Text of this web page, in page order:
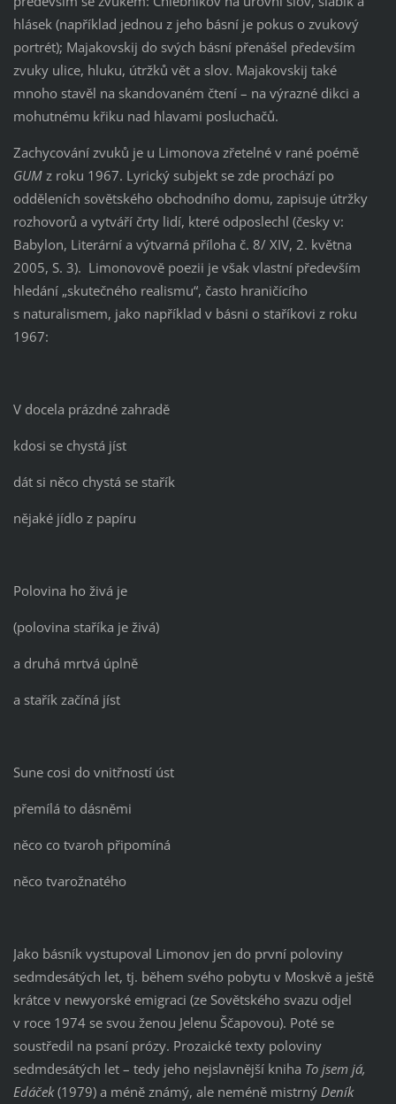
hlásek (například jednou z jeho básní je pokus o zvukový
portrét); Majakovskij do svých básní přenášel především
zvuky ulice, hluku, útržků vět a slov. Majakovskij také
mnoho stavěl na skandovaném čtení – na výrazné dikci a
mohutnému křiku nad hlavami posluchačů.
Zachycování zvuků je u Limonova zřetelné v rané poémě
GUMz roku 1967. Lyrický subjekt se zde prochází po
odděleních sovětského obchodního domu, zapisuje útržky
rozhovorů a vytváří črty lidí, které odposlechl (česky v:
Babylon, Literární a výtvarná příloha č. 8/ XIV, 2. května
2005, S. 3). Limonovově poezii je však vlastní především
hledání „skutečného realismu“, často hraničícího
s naturalismem, jako například v básni o staříkovi z roku
1967:
V docela prázdné zahradě
kdosi se chystá jíst
dát si něco chystá se stařík
nějaké jídlo z papíru
Polovina ho živá je
(polovina staříka je živá)
a druhá mrtvá úplně
a stařík začíná jíst
Sune cosi do vnitřností úst
přemílá to dásněmi
něco co tvaroh připomíná
něco tvarožnatého
Jako básník vystupoval Limonov jen do první poloviny
sedmdesátých let, tj. během svého pobytu v Moskvě a ještě
krátce v newyorské emigraci (ze Sovětského svazu odjel
v roce 1974 se svou ženou Jelenu Ščapovou). Poté se
soustředil na psaní prózy. Prozaické texty poloviny
sedmdesátých let – tedy jeho nejslavnější kniha To jsem já,
Edáček(1979) a méně známý, ale neméně mistrný Deník